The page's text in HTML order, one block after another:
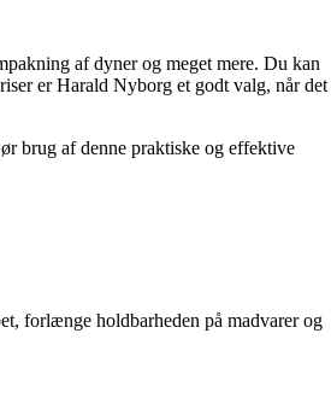
af dyner og meget mere. Du kan
er Harald Nyborg et godt valg, når det
brug af denne praktiske og effektive
forlænge holdbarheden på madvarer og